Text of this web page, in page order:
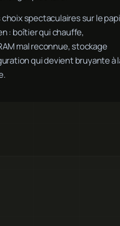
spectaculaires sur le
: boîtier qui chauffe,
mal reconnue, stockage
qui devient bruyante à